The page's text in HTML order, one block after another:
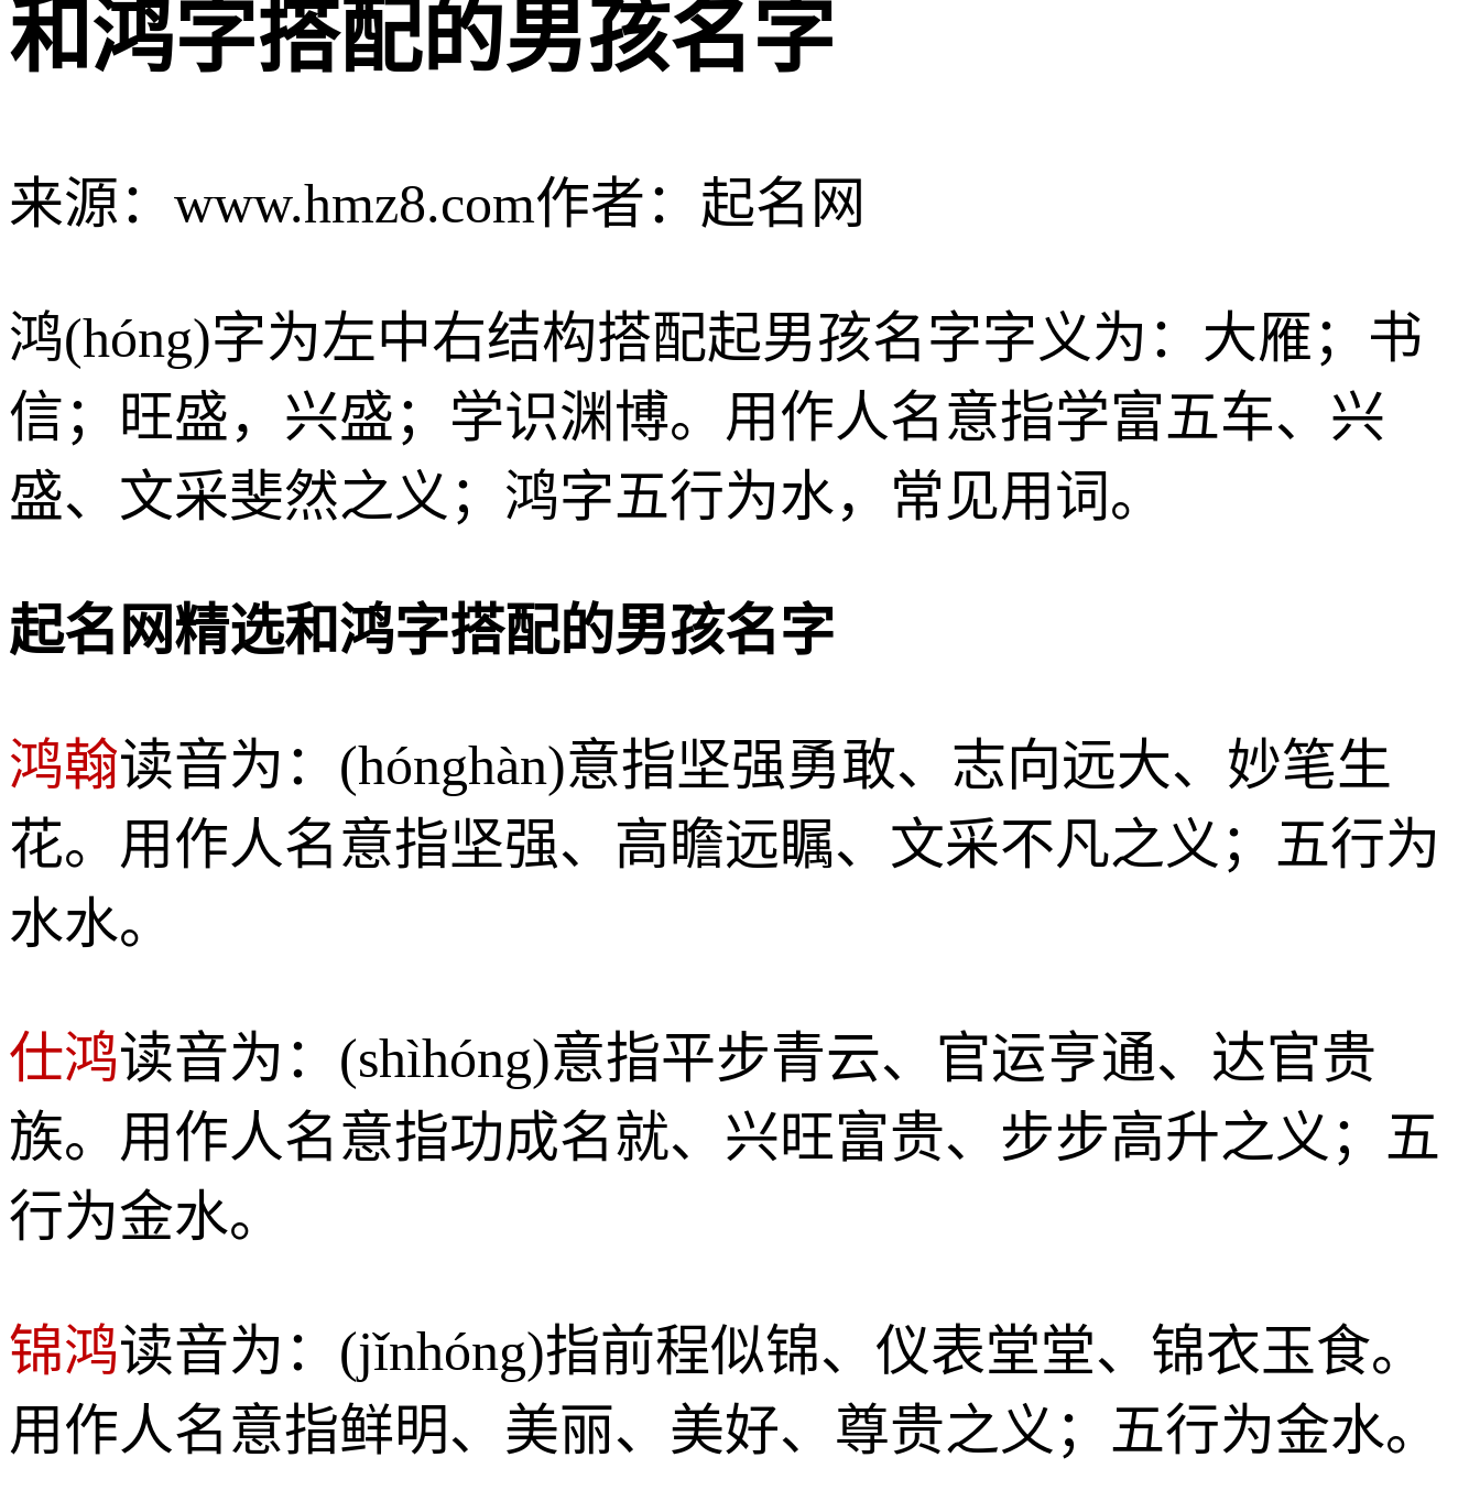
和鸿字搭配的男孩名字
来源：www.hmz8.com作者：起名网
鸿(hóng)字为左中右结构搭配起男孩名字字义为：大雁；书
信；旺盛，兴盛；学识渊博。用作人名意指学富五车、兴
盛、文采斐然之义；鸿字五行为水，常见用词。
起名网精选和鸿字搭配的男孩名字
鸿翰读音为：(hónghàn)意指坚强勇敢、志向远大、妙笔生
花。用作人名意指坚强、高瞻远瞩、文采不凡之义；五行为
水水。
仕鸿读音为：(shìhóng)意指平步青云、官运亨通、达官贵
族。用作人名意指功成名就、兴旺富贵、步步高升之义；五
行为金水。
锦鸿读音为：(jǐnhóng)指前程似锦、仪表堂堂、锦衣玉食。
用作人名意指鲜明、美丽、美好、尊贵之义；五行为金水。